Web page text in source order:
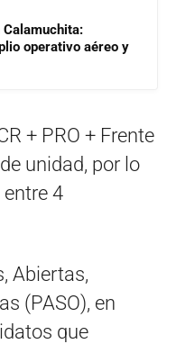
operativo aéreo y
+ PRO + Frente
unidad, por lo
4
Abiertas,
(PASO), en
que